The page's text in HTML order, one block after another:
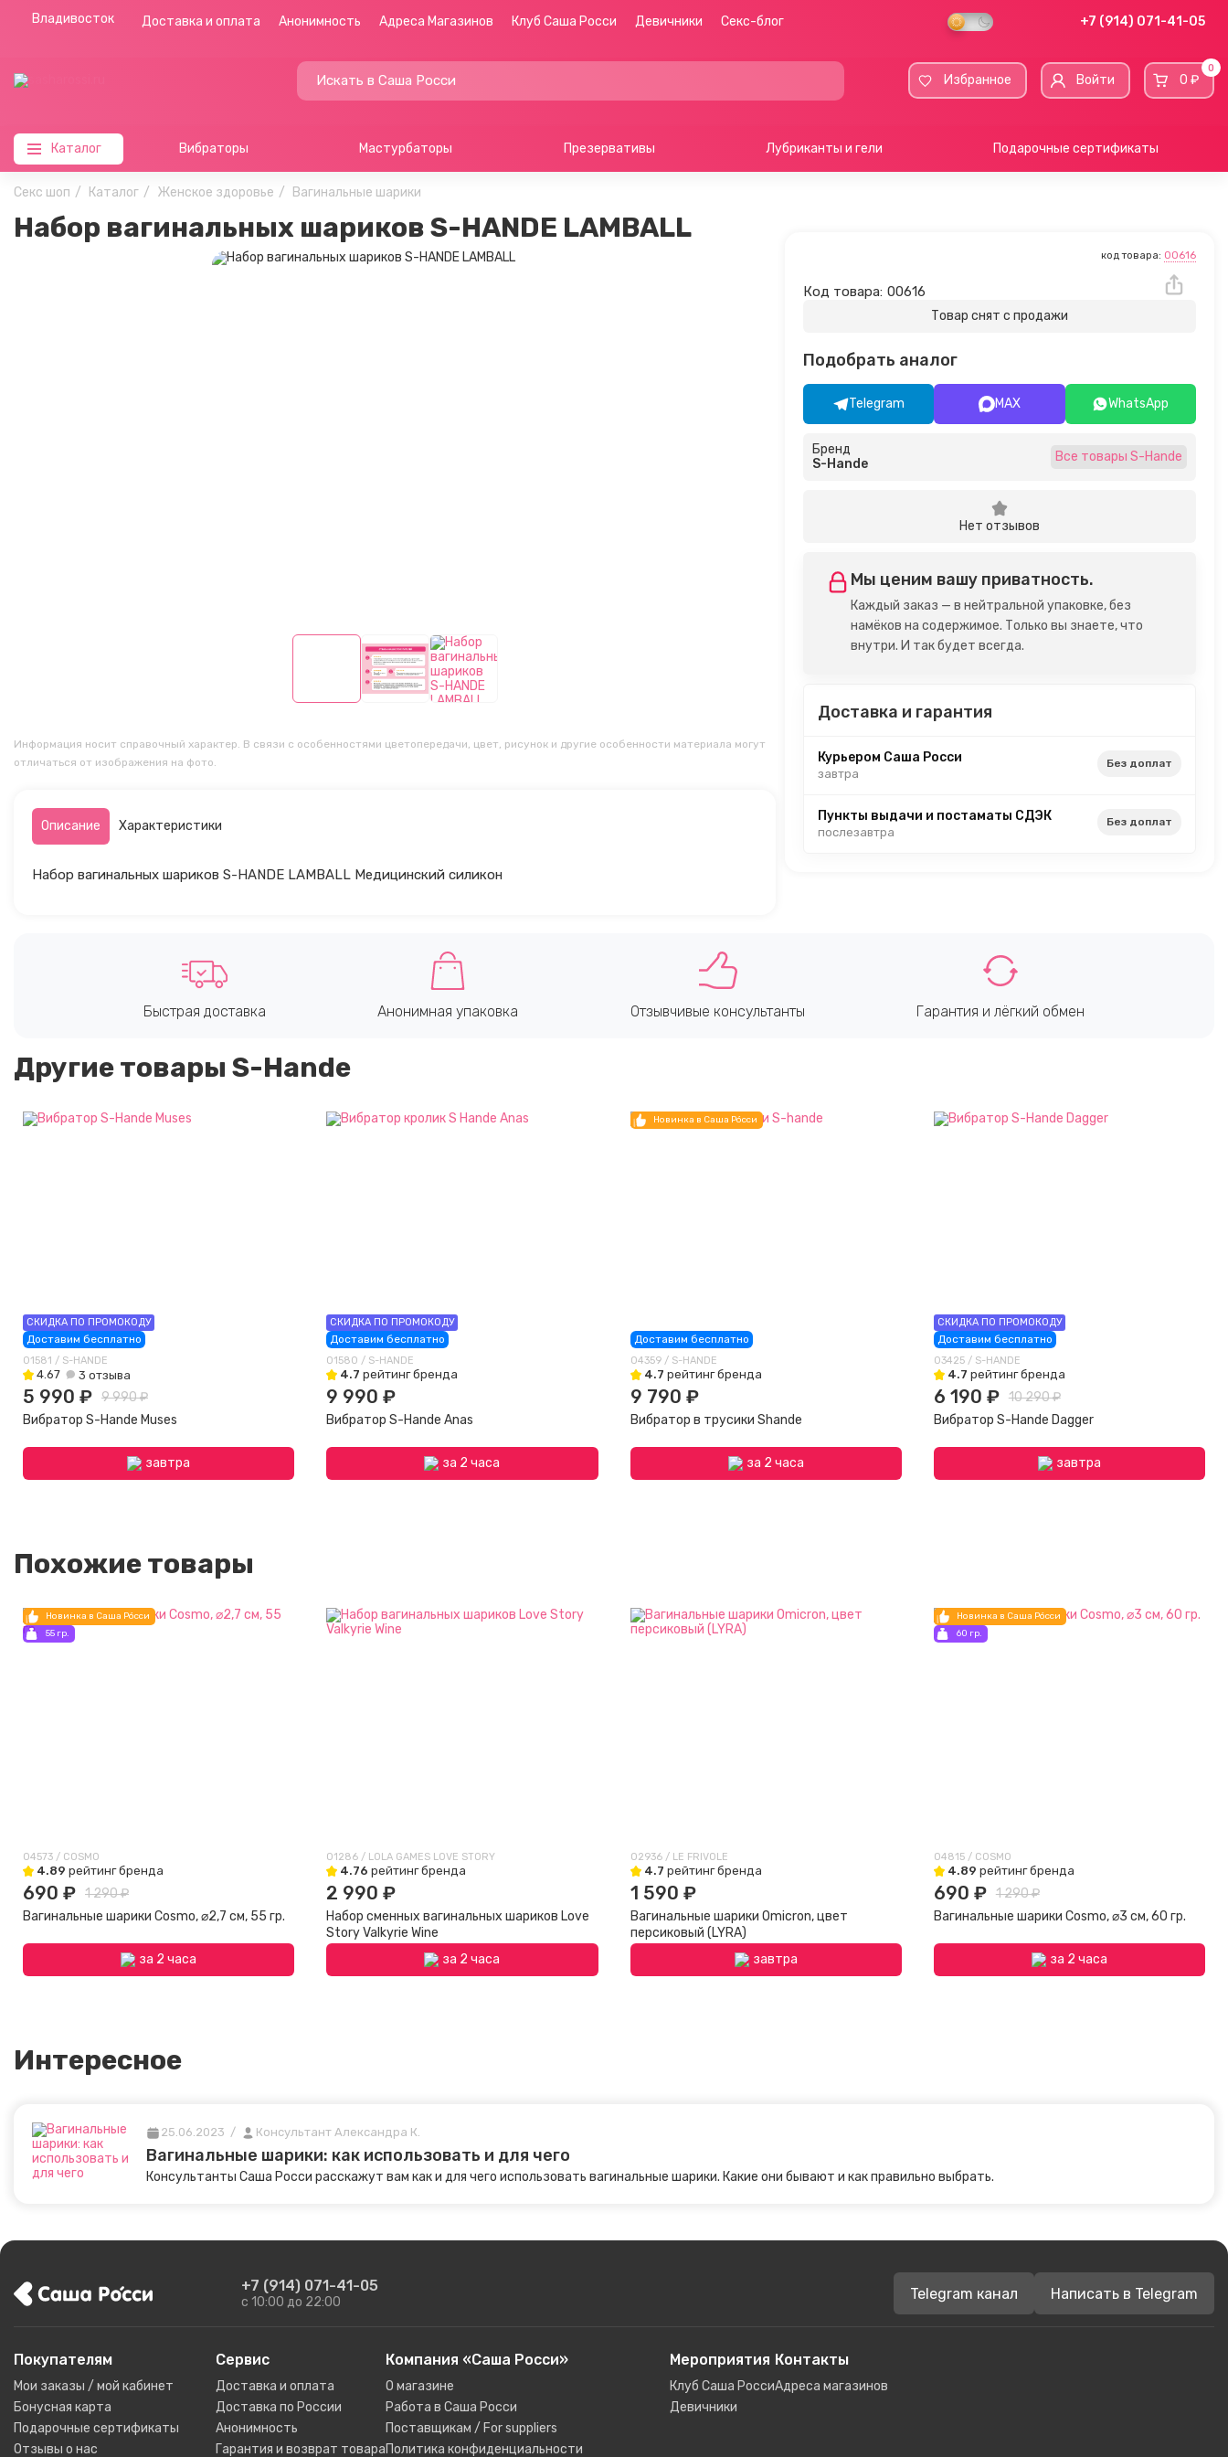
Владивосток Доставка и оплата Анонимность Адреса Магазинов Клуб Саша Росси Девичники Секс-блог +7 (914) 071-41-05
Избранное Войти
0
0 ₽
Каталог Вибраторы Мастурбаторы Презервативы Лубриканты и гели Подарочные сертификаты
Секс шоп Каталог Женское здоровье Вагинальные шарики
код товара: 00616
Код товара: 00616
Товар снят с продажи
Подобрать аналог
Telegram MAX WhatsApp
Бренд
S-Hande
Все товары S-Hande
Нет отзывов
Мы ценим вашу приватность.
Каждый заказ — в нейтральной упаковке, без
намёков на содержимое. Только вы знаете, что
внутри. И так будет всегда.
Доставка и гарантия
Курьером Саша Росси
завтра
Без доплат
Пункты выдачи и постаматы СДЭК
послезавтра
Без доплат
Набор вагинальных шариков S-HANDE LAMBALL
Информация носит справочный характер. В связи с особенностями цветопередачи, цвет, рисунок и другие особенности материала могут
отличаться от изображения на фото.
Описание Характеристики
Набор вагинальных шариков S-HANDE LAMBALL Медицинский силикон
Быстрая доставка Анонимная упаковка Отзывчивые консультанты Гарантия и лёгкий обмен
Другие товары S-Hande
СКИДКА ПО ПРОМОКОДУ
Доставим бесплатно
01581 / S-HANDE
4.67 3 отзыва
5 990 ₽ 9 990 ₽
Вибратор S-Hande Muses
завтра
СКИДКА ПО ПРОМОКОДУ
Доставим бесплатно
01580 / S-HANDE
4.7 рейтинг бренда
9 990 ₽
Вибратор S-Hande Anas
за 2 часа
Новинка в Саша Рóсси
Доставим бесплатно
04359 / S-HANDE
4.7 рейтинг бренда
9 790 ₽
Вибратор в трусики Shande
за 2 часа
СКИДКА ПО ПРОМОКОДУ
Доставим бесплатно
03425 / S-HANDE
4.7 рейтинг бренда
6 190 ₽
10 290 ₽
Вибратор S-Hande Dagger
завтра
Похожие товары
Новинка в Саша Рóсси
55 гр.
04573 / COSMO
4.89 рейтинг бренда
690 ₽ 1 290 ₽
Вагинальные шарики Cosmo, ⌀2,7 см, 55 гр.
за 2 часа
01286 / LOLA GAMES LOVE STORY
4.76 рейтинг бренда
2 990 ₽
Набор сменных вагинальных шариков Love
Story Valkyrie Wine
за 2 часа
02936 / LE FRIVOLE
4.7 рейтинг бренда
1 590 ₽
Вагинальные шарики Omicron, цвет
персиковый (LYRA)
завтра
Новинка в Саша Рóсси
60 гр.
04815 / COSMO
4.89 рейтинг бренда
690 ₽
1 290 ₽
Вагинальные шарики Cosmo, ⌀3 см, 60 гр.
за 2 часа
Интересное
25.06.2023 / Консультант Александра К.
Вагинальные шарики: как использовать и для чего
Консультанты Саша Росси расскажут вам как и для чего использовать вагинальные шарики. Какие они бывают и как правильно выбрать.
+7 (914) 071-41-05
c 10:00 до 22:00 Telegram канал Написать в Telegram
Покупателям
Мои заказы / мой кабинет
Бонусная карта
Подарочные сертификаты
Отзывы о нас
Сервис
Доставка и оплата
Доставка по России
Анонимность
Гарантия и возврат товара
Компания «Саша Росси»
О магазине
Работа в Саша Росси
Поставщикам / For suppliers
Политика конфиденциальности
Мероприятия
Клуб Саша Росси
Девичники
Контакты
Адреса магазинов